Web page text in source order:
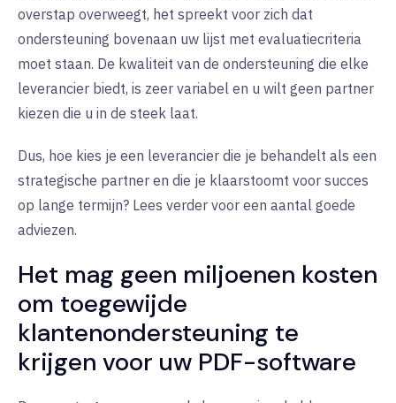
overstap overweegt, het spreekt voor zich dat
ondersteuning bovenaan uw lijst met evaluatiecriteria
moet staan. De kwaliteit van de ondersteuning die elke
leverancier biedt, is zeer variabel en u wilt geen partner
kiezen die u in de steek laat.
Dus, hoe kies je een leverancier die je behandelt als een
strategische partner en die je klaarstoomt voor succes
op lange termijn? Lees verder voor een aantal goede
adviezen.
Het mag geen miljoenen kosten
om toegewijde
klantenondersteuning te
krijgen voor uw PDF-software